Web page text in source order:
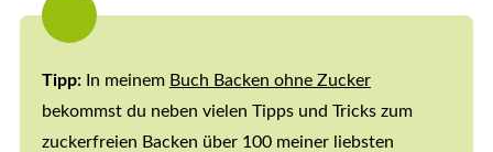
Tipp: In meinem Buch Backen ohne Zucker
bekommst du neben vielen Tipps und Tricks zum
zuckerfreien Backen über 100 meiner liebsten